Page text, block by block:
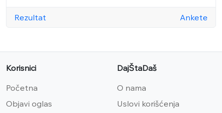
Rezultat Ankete
Korisnici
Početna
Objavi oglas
DajŠtaDaš
O nama
Uslovi korišćenja